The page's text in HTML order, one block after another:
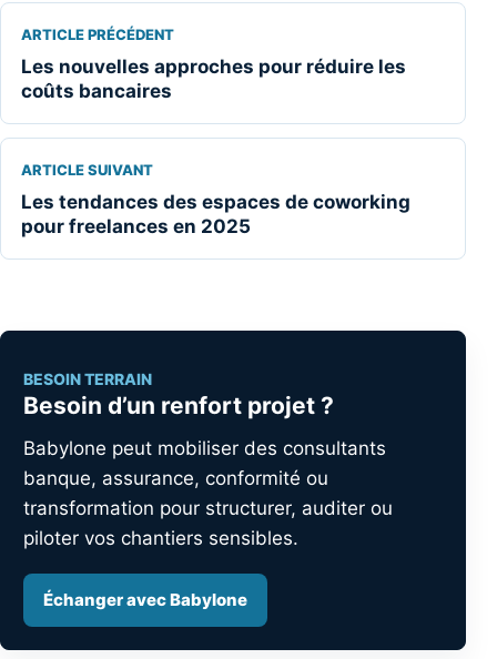
ARTICLE PRÉCÉDENT
Les nouvelles approches pour réduire les
coûts bancaires
ARTICLE SUIVANT
Les tendances des espaces de coworking
pour freelances en 2025
BESOIN TERRAIN
Besoin d’un renfort projet ?
Babylone peut mobiliser des consultants
banque, assurance, conformité ou
transformation pour structurer, auditer ou
piloter vos chantiers sensibles.
Échanger avec Babylone